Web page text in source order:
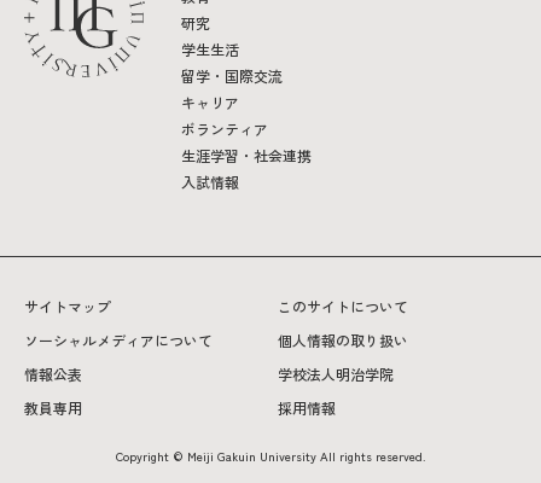
研究
学生生活
留学・国際交流
キャリア
ボランティア
生涯学習・社会連携
入試情報
サイトマップ
このサイトについて
ソーシャルメディアについて
個人情報の取り扱い
情報公表
学校法人明治学院
教員専用
採用情報
Copyright © Meiji Gakuin University All rights reserved.